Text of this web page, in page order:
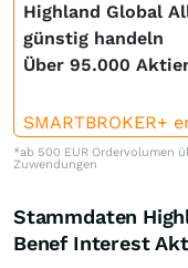
Highland Global
günstig handeln
Über 95.000
SMARTBROKER+
*ab 500 EUR Ordervolumen
Zuwendungen
Stammdaten
Benef Interest